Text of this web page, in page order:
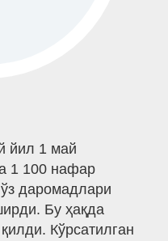
йил 1 май
1 100 нафар
даромадлари
Бу ҳақда
Кўрсатилган